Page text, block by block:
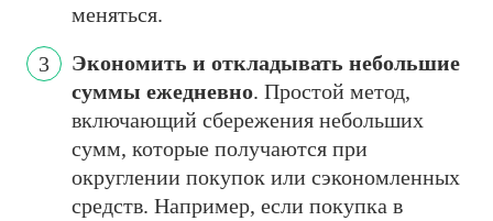
меняться.
Экономить и откладывать небольшие
суммы ежедневно. Простой метод,
включающий сбережения небольших
сумм, которые получаются при
округлении покупок или сэкономленных
средств. Например, если покупка в